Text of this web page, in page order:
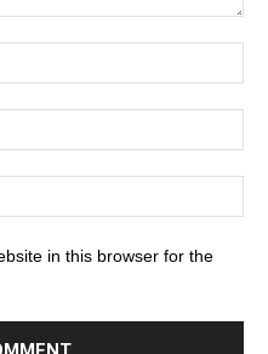
in this browser for the